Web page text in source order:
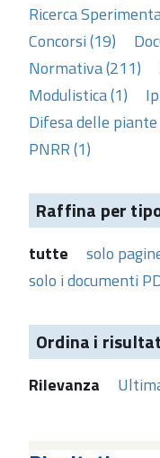
Ricerca
Concorsi (19)
Normativa (211)
Modulistica (1)
Difesa delle piante
PNRR (1)
Raffina per
tutte
solo
solo i documenti
Ordina i
Rilevanza